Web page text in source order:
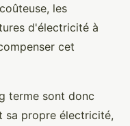
les
d'électricité à
cet
terme sont donc
sa propre électricité,